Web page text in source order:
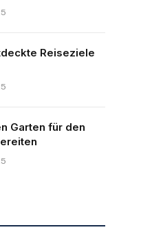
Reiseziele
Garten für den